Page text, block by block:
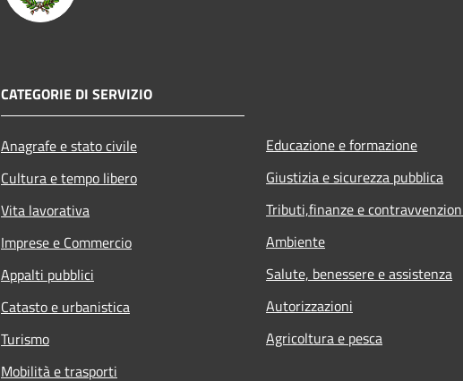
CATEGORIE DI SERVIZIO
Anagrafe e stato civile
Cultura e tempo libero
Vita lavorativa
Imprese e Commercio
Appalti pubblici
Catasto e urbanistica
Turismo
Mobilità e trasporti
Educazione e formazione
Giustizia e sicurezza pubblica
Tributi,finanze e
Ambiente
Salute, benessere e assistenza
Autorizzazioni
Agricoltura e pesca